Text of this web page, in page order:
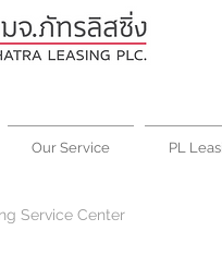
Our Service PL
Service Center